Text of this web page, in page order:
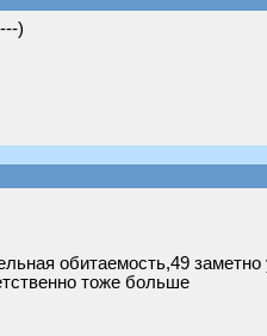
)
обитаемость,49
тоже больше